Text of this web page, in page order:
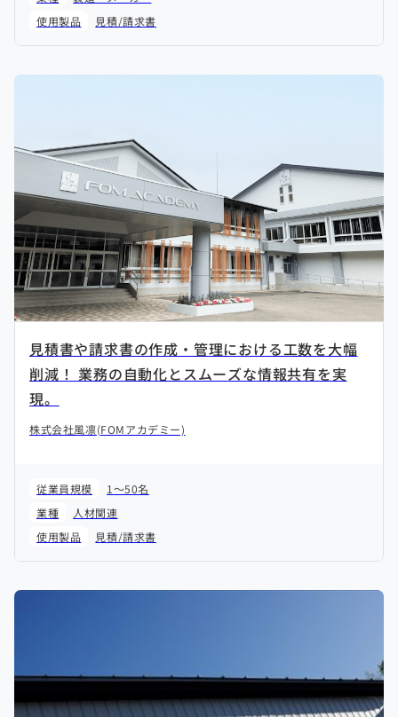
使用製品
見積/請求書
見積書や請求書の作成・管理における工数を大幅
削減！ 業務の自動化とスムーズな情報共有を実
現。
株式会社風凛(FOMアカデミー)
従業員規模
1～50名
業種
人材関連
使用製品
見積/請求書